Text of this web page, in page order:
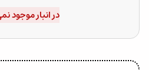
در انبار موجود